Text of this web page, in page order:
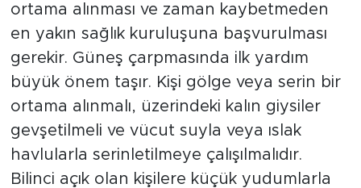
ortama alınması ve zaman kaybetmeden
en yakın sağlık kuruluşuna başvurulması
gerekir. Güneş çarpmasında ilk yardım
büyük önem taşır. Kişi gölge veya serin bir
ortama alınmalı, üzerindeki kalın giysiler
gevşetilmeli ve vücut suyla veya ıslak
havlularla serinletilmeye çalışılmalıdır.
Bilinci açık olan kişilere küçük yudumlarla